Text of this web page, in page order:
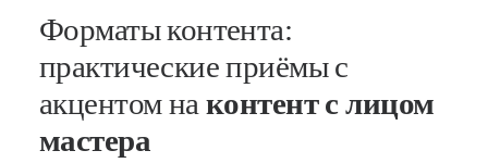
Форматы контента:
практические приёмы с
акцентом наконтент с лицом
мастера